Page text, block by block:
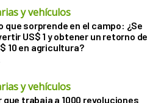
y vehículos
que sorprende en el campo: ¿Se
US$ 1 y obtener un retorno de
10 en agricultura?
y vehículos
trabaja a 1000 revoluciones